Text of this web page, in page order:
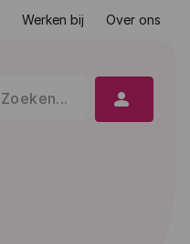
Werken bij Over ons
Zoeken... person